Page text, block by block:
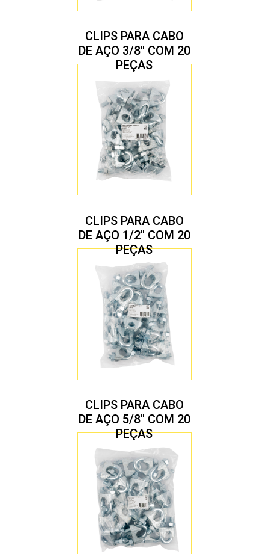
CLIPS PARA CABO
DE AÇO 3/8″ COM 20
PEÇAS
CLIPS PARA CABO
DE AÇO 1/2″ COM 20
PEÇAS
CLIPS PARA CABO
DE AÇO 5/8″ COM 20
PEÇAS